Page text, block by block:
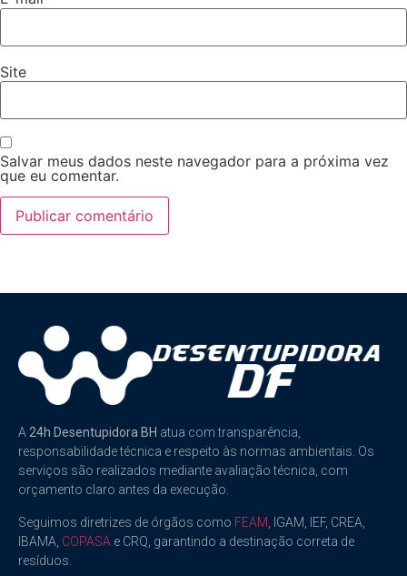
Site
Salvar meus dados neste navegador para a próxima vez
que eu comentar.
A24h Desentupidora BH atua com transparência,
responsabilidade técnica e respeito às normas ambientais. Os
serviços são realizados mediante avaliação técnica, com
orçamento claro antes da execução.
Seguimos diretrizes de órgãos como FEAM , IGAM, IEF, CREA,
IBAMA, COPASA e CRQ, garantindo a destinação correta de
resíduos.